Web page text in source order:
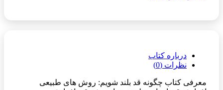
درباره کتاب
نظرات (0)
معرفی کتاب چگونه قد بلند شویم: روش های طبیعی